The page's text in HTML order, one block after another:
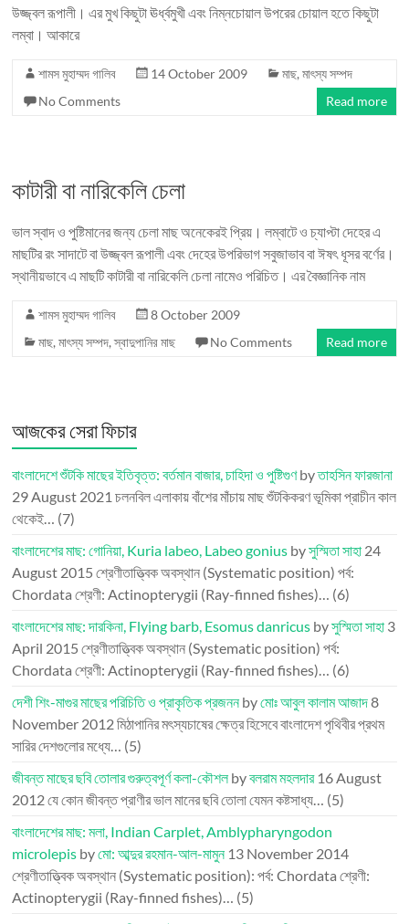
উজ্জ্বল রূপালী। এর মুখ কিছুটা ঊর্ধ্বমুখী এবং নিম্নচোয়াল উপরের চোয়াল হতে কিছুটা
লম্বা। আকারে
শামস মুহাম্মদ গালিব 14 October 2009 মাছ,মাৎস্য সম্পদ
No Comments
Read more
কাটারী বা নারিকেলি চেলা
ভাল স্বাদ ও পুষ্টিমানের জন্য চেলা মাছ অনেকেরই প্রিয়। লম্বাটে ও চ্যাপ্টা দেহের এ
মাছটির রং সাদাটে বা উজ্জ্বল রূপালী এবং দেহের উপরিভাগ সবুজাভাব বা ঈষৎ ধূসর বর্ণের।
স্থানীয়ভাবে এ মাছটি কাটারী বা নারিকেলি চেলা নামেও পরিচিত। এর বৈজ্ঞানিক নাম
শামস মুহাম্মদ গালিব
8 October 2009
মাছ,মাৎস্য সম্পদ,স্বাদুপানির মাছ No Comments Read more
আজকের সেরা ফিচার
বাংলাদেশে শুঁটকি মাছের ইতিবৃত্ত: বর্তমান বাজার, চাহিদা ও পুষ্টিগুণbyতাহসিন ফারজানা
29 August 2021 চলনবিল এলাকায় বাঁশের মাঁচায় মাছ শুঁটকিকরণ ভূমিকা প্রাচীন কাল
থেকেই… (7)
বাংলাদেশের মাছ: গোনিয়া, Kuria labeo, Labeo gonius byসুস্মিতা সাহা 24
August 2015 শ্রেণীতাত্ত্বিক অবস্থান (Systematic position) পর্ব:
Chordata শ্রেণী: Actinopterygii (Ray-finned fishes)… (6)
বাংলাদেশের মাছ: দারকিনা, Flying barb, Esomus danricus byসুস্মিতা সাহা 3
April 2015 শ্রেণীতাত্ত্বিক অবস্থান (Systematic position) পর্ব:
Chordata শ্রেণী: Actinopterygii (Ray-finned fishes)… (6)
দেশী শিং-মাগুর মাছের পরিচিতি ও প্রাকৃতিক প্রজননbyমোঃ আবুল কালাম আজাদ8
November 2012মিঠাপানির মৎস্যচাষের ক্ষেত্র হিসেবে বাংলাদেশ পৃথিবীর প্রথম
সারির দেশগুলোর মধ্যে… (5)
জীবন্ত মাছের ছবি তোলার গুরুত্বপূর্ণ কলা-কৌশলbyবলরাম মহলদার 16 August
2012যে কোন জীবন্ত প্রাণীর ভাল মানের ছবি তোলা যেমন কষ্টসাধ্য… (5)
বাংলাদেশের মাছ: মলা, Indian Carplet, Amblypharyngodon
microlepis byমো: আব্দুর রহমান-আল-মামুন 13 November 2014
শ্রেণীতাত্ত্বিক অবস্থান (Systematic position): পর্ব: Chordata শ্রেণী:
Actinopterygii (Ray-finned fishes)… (5)